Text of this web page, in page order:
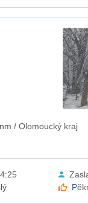
/ Olomoucký kraj